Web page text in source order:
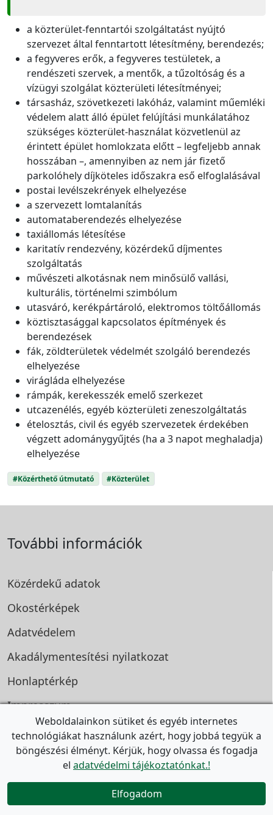
a közterület-fenntartói szolgáltatást nyújtó
szervezet által fenntartott létesítmény, berendezés;
a fegyveres erők, a fegyveres testületek, a
rendészeti szervek, a mentők, a tűzoltóság és a
vízügyi szolgálat közterületi létesítményei;
társasház, szövetkezeti lakóház, valamint műemléki
védelem alatt álló épület felújítási munkálatához
szükséges közterület-használat közvetlenül az
érintett épület homlokzata előtt – legfeljebb annak
hosszában –, amennyiben az nem jár fizető
parkolóhely díjköteles időszakra eső elfoglalásával
postai levélszekrények elhelyezése
a szervezett lomtalanítás
automataberendezés elhelyezése
taxiállomás létesítése
karitatív rendezvény, közérdekű díjmentes
szolgáltatás
művészeti alkotásnak nem minősülő vallási,
kulturális, történelmi szimbólum
utasváró, kerékpártároló, elektromos töltőállomás
köztisztasággal kapcsolatos építmények és
berendezések
fák, zöldterületek védelmét szolgáló berendezés
elhelyezése
virágláda elhelyezése
rámpák, kerekesszék emelő szerkezet
utcazenélés, egyéb közterületi zeneszolgáltatás
ételosztás, civil és egyéb szervezetek érdekében
végzett adománygyűjtés (ha a 3 napot meghaladja)
elhelyezése
#Közérthető útmutató #Közterület
További információk
Közérdekű adatok
Okostérképek
Adatvédelem
Akadálymentesítési nyilatkozat
Honlaptérkép
Impresszum
Karrier
További honlapok
Vegyél részt!
Józsefvárosi Lakásügynökség
Weboldalainkon sütiket és egyéb internetes
technológiákat használunk azért, hogy jobbá tegyük a
böngészési élményt. Kérjük, hogy olvassa és fogadja
el adatvédelmi tájékoztatónkat.!
Elfogadom